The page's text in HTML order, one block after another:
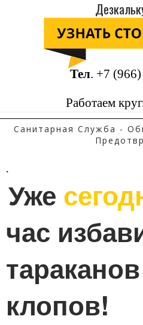
Тел. +7
Работаем
Санитарная Служба -
.
Уже
час
клопов!